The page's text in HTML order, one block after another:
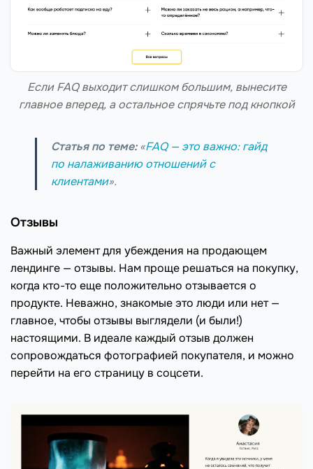
Если FAQ выходит слишком большим, вынесите
главное вперед, а остальное спрячьте под кнопкой
Статья по теме: «FAQ — это важно: гайд
по налаживанию отношений с
клиентами».
Отзывы
Важный элемент для убеждения на продающем
лендинге — отзывы. Нам проще решаться на покупку,
когда кто-то еще положительно отзывается о
продукте. Неважно, знакомые это люди или нет —
главное, чтобы отзывы выглядели (и были!)
настоящими. В идеале каждый отзыв должен
сопровождаться фотографией покупателя, и можно
перейти на его страницу в соцсети.